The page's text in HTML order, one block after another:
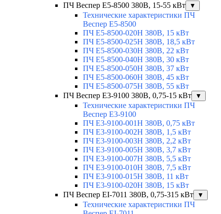
ПЧ Веспер E5-8500 380В, 15-55 кВт
▼
Технические характеристики ПЧ
Веспер E5-8500
ПЧ E5-8500-020H 380В, 15 кВт
ПЧ E5-8500-025H 380В, 18,5 кВт
ПЧ E5-8500-030H 380В, 22 кВт
ПЧ E5-8500-040H 380В, 30 кВт
ПЧ E5-8500-050H 380В, 37 кВт
ПЧ E5-8500-060H 380В, 45 кВт
ПЧ E5-8500-075H 380В, 55 кВт
ПЧ Веспер E3-9100 380В, 0,75-15 кВт
▼
Технические характеристики ПЧ
Веспер E3-9100
ПЧ E3-9100-001H 380В, 0,75 кВт
ПЧ E3-9100-002H 380В, 1,5 кВт
ПЧ E3-9100-003H 380В, 2,2 кВт
ПЧ E3-9100-005H 380В, 3,7 кВт
ПЧ E3-9100-007H 380В, 5,5 кВт
ПЧ E3-9100-010H 380В, 7,5 кВт
ПЧ E3-9100-015H 380В, 11 кВт
ПЧ E3-9100-020H 380В, 15 кВт
ПЧ Веспер EI-7011 380В, 0,75-315 кВт
▼
Технические характеристики ПЧ